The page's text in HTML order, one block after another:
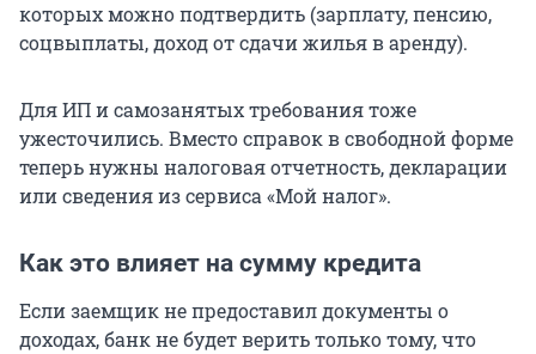
которых можно подтвердить (зарплату, пенсию,
соцвыплаты, доход от сдачи жилья в аренду).
Для ИП и самозанятых требования тоже
ужесточились. Вместо справок в свободной форме
теперь нужны налоговая отчетность, декларации
или сведения из сервиса «Мой налог».
Как это влияет на сумму кредита
Если заемщик не предоставил документы о
доходах, банк не будет верить только тому, что